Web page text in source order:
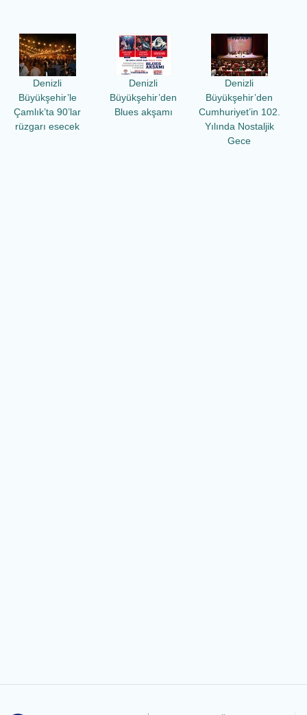
Denizli
Büyükşehir’le
Çamlık’ta 90’lar
rüzgarı esecek
Denizli
Büyükşehir’den
Blues akşamı
Denizli
Büyükşehir’den
Cumhuriyet’in 102.
Yılında Nostaljik
Gece